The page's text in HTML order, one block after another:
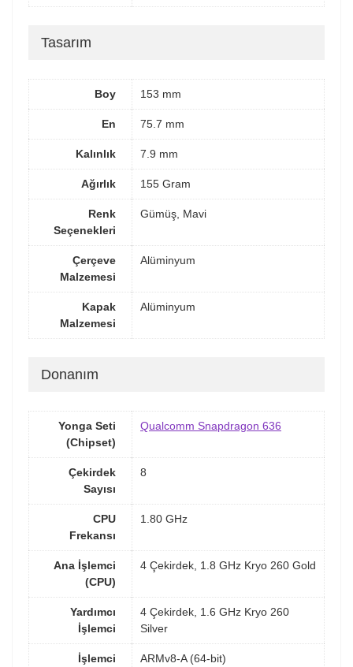
Tasarım
Boy 153 mm
En 75.7 mm
Kalınlık 7.9 mm
Ağırlık 155 Gram
Renk
Seçenekleri
Gümüş, Mavi
Çerçeve
Malzemesi
Alüminyum
Kapak
Malzemesi
Alüminyum
Donanım
Yonga Seti
(Chipset)
Qualcomm Snapdragon 636
Çekirdek
Sayısı
8
CPU
Frekansı
1.80 GHz
Ana İşlemci
(CPU)
4 Çekirdek, 1.8 GHz Kryo 260 Gold
Yardımcı
İşlemci
4 Çekirdek, 1.6 GHz Kryo 260
Silver
İşlemci ARMv8-A (64-bit)